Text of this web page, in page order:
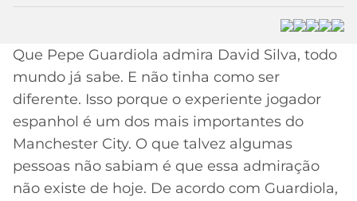
CÓDIGO
DE
INDICAÇÃO
BET365
CÓDIGO
BETANO
CORINTHIANS
SÃO
PAULO
SANTOS
A
LIBERTADORES
COPA
BRASIL
MERCADO
DA
BOLA
PALPITES
Que Pepe Guardiola admira David Silva, todo
mundo já sabe. E não tinha como ser
diferente. Isso porque o experiente jogador
espanhol é um dos mais importantes do
Manchester City. O que talvez algumas
pessoas não sabiam é que essa admiração
não existe de hoje. De acordo com Guardiola,